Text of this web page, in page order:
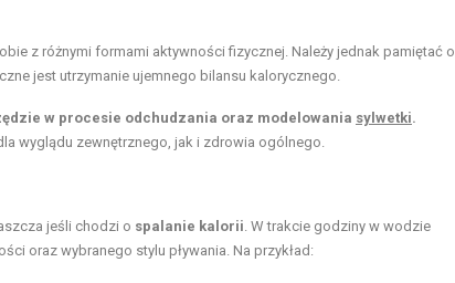
z różnymi formami aktywności fizycznej. Należy jednak pamiętać o
jest utrzymanie ujemnego bilansu kalorycznego.
w procesie odchudzania oraz modelowania sylwetki.
wyglądu zewnętrznego, jak i zdrowia ogólnego.
jeśli chodzi o spalanie kalorii. W trakcie godziny w wodzie
oraz wybranego stylu pływania. Na przykład: